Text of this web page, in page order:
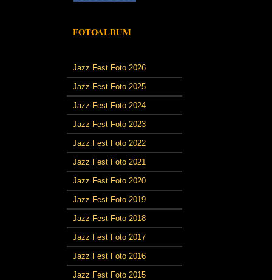
FOTOALBUM
Jazz Fest Foto 2026
Jazz Fest Foto 2025
Jazz Fest Foto 2024
Jazz Fest Foto 2023
Jazz Fest Foto 2022
Jazz Fest Foto 2021
Jazz Fest Foto 2020
Jazz Fest Foto 2019
Jazz Fest Foto 2018
Jazz Fest Foto 2017
Jazz Fest Foto 2016
Jazz Fest Foto 2015